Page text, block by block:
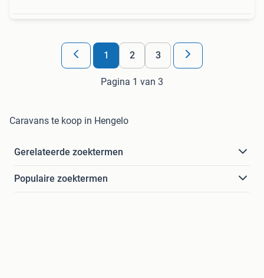
1 2 3
Pagina 1 van 3
Caravans te koop in Hengelo
Gerelateerde zoektermen
Populaire zoektermen